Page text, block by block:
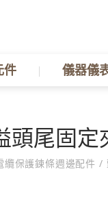
件 儀器儀
頭尾固定
纜保護鍊條週邊配件 /